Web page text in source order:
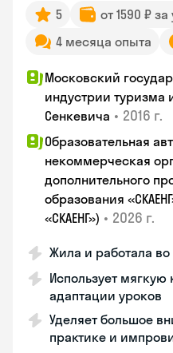
5
от 1590 ₽
4 месяца опыта
Московский
индустрии туризма
Сенкевича • 2016 г.
Образовательная
некоммерческая
дополнительного
образования
«СКАЕНГ») • 2026 г.
Жила и работала
Использует
адаптации уроков
Уделяет большое
практике и